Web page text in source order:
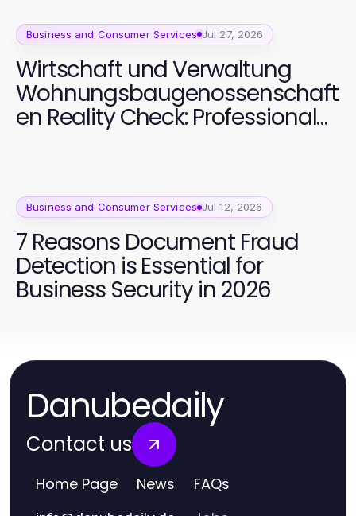
Business and Consumer Services Jul 27, 2026
Wirtschaft und Verwaltung
Wohnungsbaugenossenschaft
en Reality Check: Professional
Business and Consumer Services Jul 12, 2026
7 Reasons Document Fraud
Detection is Essential for
Business Security in 2026
Danubedaily
Contact us
Home Page News FAQs